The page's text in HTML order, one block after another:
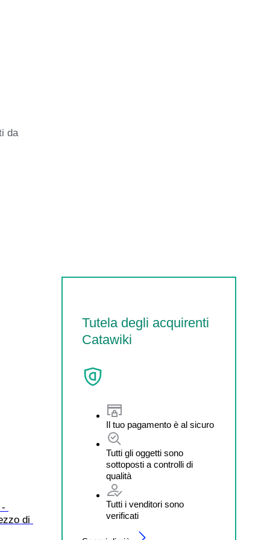
da
Tutela degli acquirenti
Catawiki
Il tuo pagamento è al sicuro
Tutti gli oggetti sono
sottoposti a controlli di
qualità
Tutti i venditori sono
verificati
di